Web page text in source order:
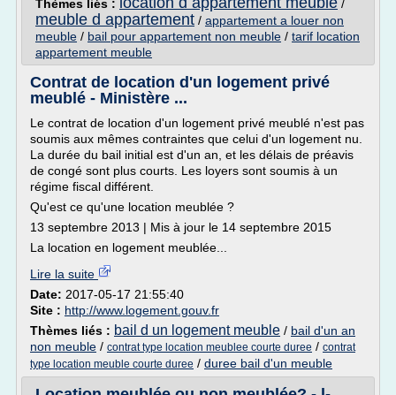
Thèmes liés :
/
meuble d appartement / appartement a louer non
meuble / bail pour appartement non meuble / tarif location
appartement meuble
Contrat de location d'un logement privé
meublé - Ministère ...
Le contrat de location d'un logement privé meublé n'est pas
soumis aux mêmes contraintes que celui d'un logement nu.
La durée du bail initial est d'un an, et les délais de préavis
de congé sont plus courts. Les loyers sont soumis à un
régime fiscal différent.
Qu'est ce qu'une location meublée ?
13 septembre 2013 | Mis à jour le 14 septembre 2015
La location en logement meublée...
Lire la suite
Date: 2017-05-17 21:55:40
Site : http://www.logement.gouv.fr
Thèmes liés : bail d un logement meuble / bail d'un an
non meuble / contrat type location meublee courte duree / contrat
type location meuble courte duree / duree bail d'un meuble